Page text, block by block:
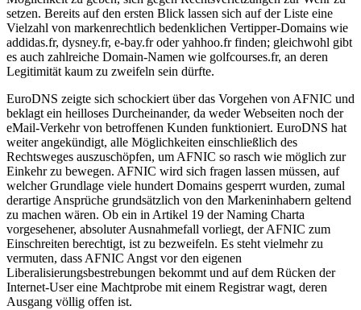
setzen. Bereits auf den ersten Blick lassen sich auf der Liste eine
Vielzahl von markenrechtlich bedenklichen Vertipper-Domains wie
addidas.fr, dysney.fr, e-bay.fr oder yahhoo.fr finden; gleichwohl gibt
es auch zahlreiche Domain-Namen wie golfcourses.fr, an deren
Legitimität kaum zu zweifeln sein dürfte.
EuroDNS zeigte sich schockiert über das Vorgehen von AFNIC und
beklagt ein heilloses Durcheinander, da weder Webseiten noch der
eMail-Verkehr von betroffenen Kunden funktioniert. EuroDNS hat
weiter angekündigt, alle Möglichkeiten einschließlich des
Rechtsweges auszuschöpfen, um AFNIC so rasch wie möglich zur
Einkehr zu bewegen. AFNIC wird sich fragen lassen müssen, auf
welcher Grundlage viele hundert Domains gesperrt wurden, zumal
derartige Ansprüche grundsätzlich von den Markeninhabern geltend
zu machen wären. Ob ein in Artikel 19 der Naming Charta
vorgesehener, absoluter Ausnahmefall vorliegt, der AFNIC zum
Einschreiten berechtigt, ist zu bezweifeln. Es steht vielmehr zu
vermuten, dass AFNIC Angst vor den eigenen
Liberalisierungsbestrebungen bekommt und auf dem Rücken der
Internet-User eine Machtprobe mit einem Registrar wagt, deren
Ausgang völlig offen ist.